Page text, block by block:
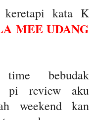
keretapi kata K
MEE UDANG
bebudak
pi review aku
weekend kan